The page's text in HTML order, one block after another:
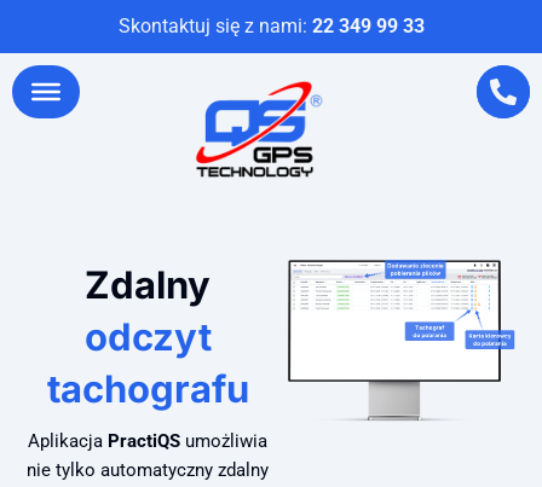
Skontaktuj się z nami: 22 349 99 33
Zdalny
odczyt
tachografu
Aplikacja PractiQS umożliwia
nie tylko automatyczny zdalny